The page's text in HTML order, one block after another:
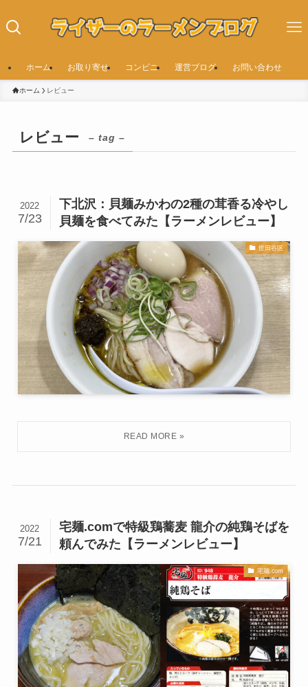
ホーム お取り寄せ コンビニ 運営ブログ お問い合わせ
ホーム レビュー
レビュー – tag –
下北沢：貝麺みかわの2種の茸香る冷やし
貝麺を食べてみた【ラーメンレビュー】
2022
7/23
世田谷区
宅麺.comで特級鶏蕎麦 龍介の純鶏そばを
頼んでみた【ラーメンレビュー】
2022
7/21
宅麺.com